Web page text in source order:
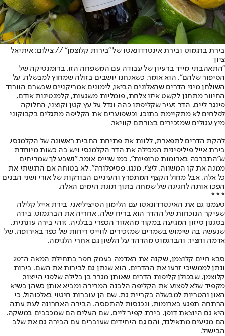
בירת ברגמוט ובירת אינטרדונאטו של "בירות קלוצמן" // צילום: איתיאל
ציון
"התאהבתי מייד ברעיון של עבודה עם המשפחה הזו, ברומנטיקה של
הסיפור שלהם", הוא אומר, כשאנחנו יושבים בזולה שמחוץ למבשלה. על
השולחן מיני הדרים שהאלונים הביאו, לימונים אמריקניים שבשרם הוורוד
החיוור מתחנן לקשט איזו צלחת, פומליות משגעות, קלמנטינות אודם,
פינגר ליים, הדר זעיר שקליפתו כהה וגדל על עץ קטן וקוצני, החלוקה
לפלחים לא מתקיימת בתוכו, וכשפוערים את הקליפה מתגלים בקבוקוני
מיץ עגולים שמזכירים בצורתם קוויאר.
להקת הדרים לתפארת, ללוות את פתיחת החבית ראשונה של הקלמנסי,
בירת אייל פיליפינית המכילה את הדר הקלמנסי ויש בה כשות מיוחדת
ש"התברכה בארומות טרופיות", כמו שוייס אומר. "נשבע לך שמריחים
ממנה את קו המשווה. ליצ'י, מנגו, פסיפלורה". לא בטוחה אם הרגשתי את
כל אלה, אבל מחול הקצף המתפרץ והעיניים הבורקות של אורי ושני הבנים
הפכו אותה לחגיגה של שמחה בתוך תוגת הימים האלה.
* * *
טעמנו גם את האינטרדונאטו עם הלימון הסיציליאני, בירת אייל קלילה
שעיקר הנוכחות של ההדר הוא בריח שלה. אחריה את הברגמוט, בירה
בסגנון סיזון המגיעה במקור מהאזור הכפרי בבלגיה. זוהי בירה עונתית,
שנעשה בה שימוש בשמרים שמזכירים לווייס ריחות של כפר באירופה, של
אדמה וחציר, והברגמוט מהדהד על הלשון גם אחרי הלגימה.
סבא חיים קלוצמן, שקנה את האדמה בעמק חפר בתחילת המאה ה־20
ונתן לממשיכי זרעו את ההדרים, הוא שנתן גם לבירות את השם. בירות
קלוצמן, שבכולן קליפות הדרים שאותן מגרר בן בלילה שלפני הייצור,
מקפיד שלא לפצוע את הקליפה הלבנה המרירה ומביא אותן כשהן בשיא
האון והטריות למבשלה בקריית גת. שם הן עוברות חיטוי באלכוהול, כי
הרתחה תפגע בארומות, ונכנסות להתססה. הבירה האחרונה לעת עתה
היא גם היוצאת דופן. בירת קפיר ליים, שם העלים הם שמככבים במשקה.
הם מגיעים מתאילנד, והם גם היחידים שעוברים עם הבירה גם את שלב
הבישול.